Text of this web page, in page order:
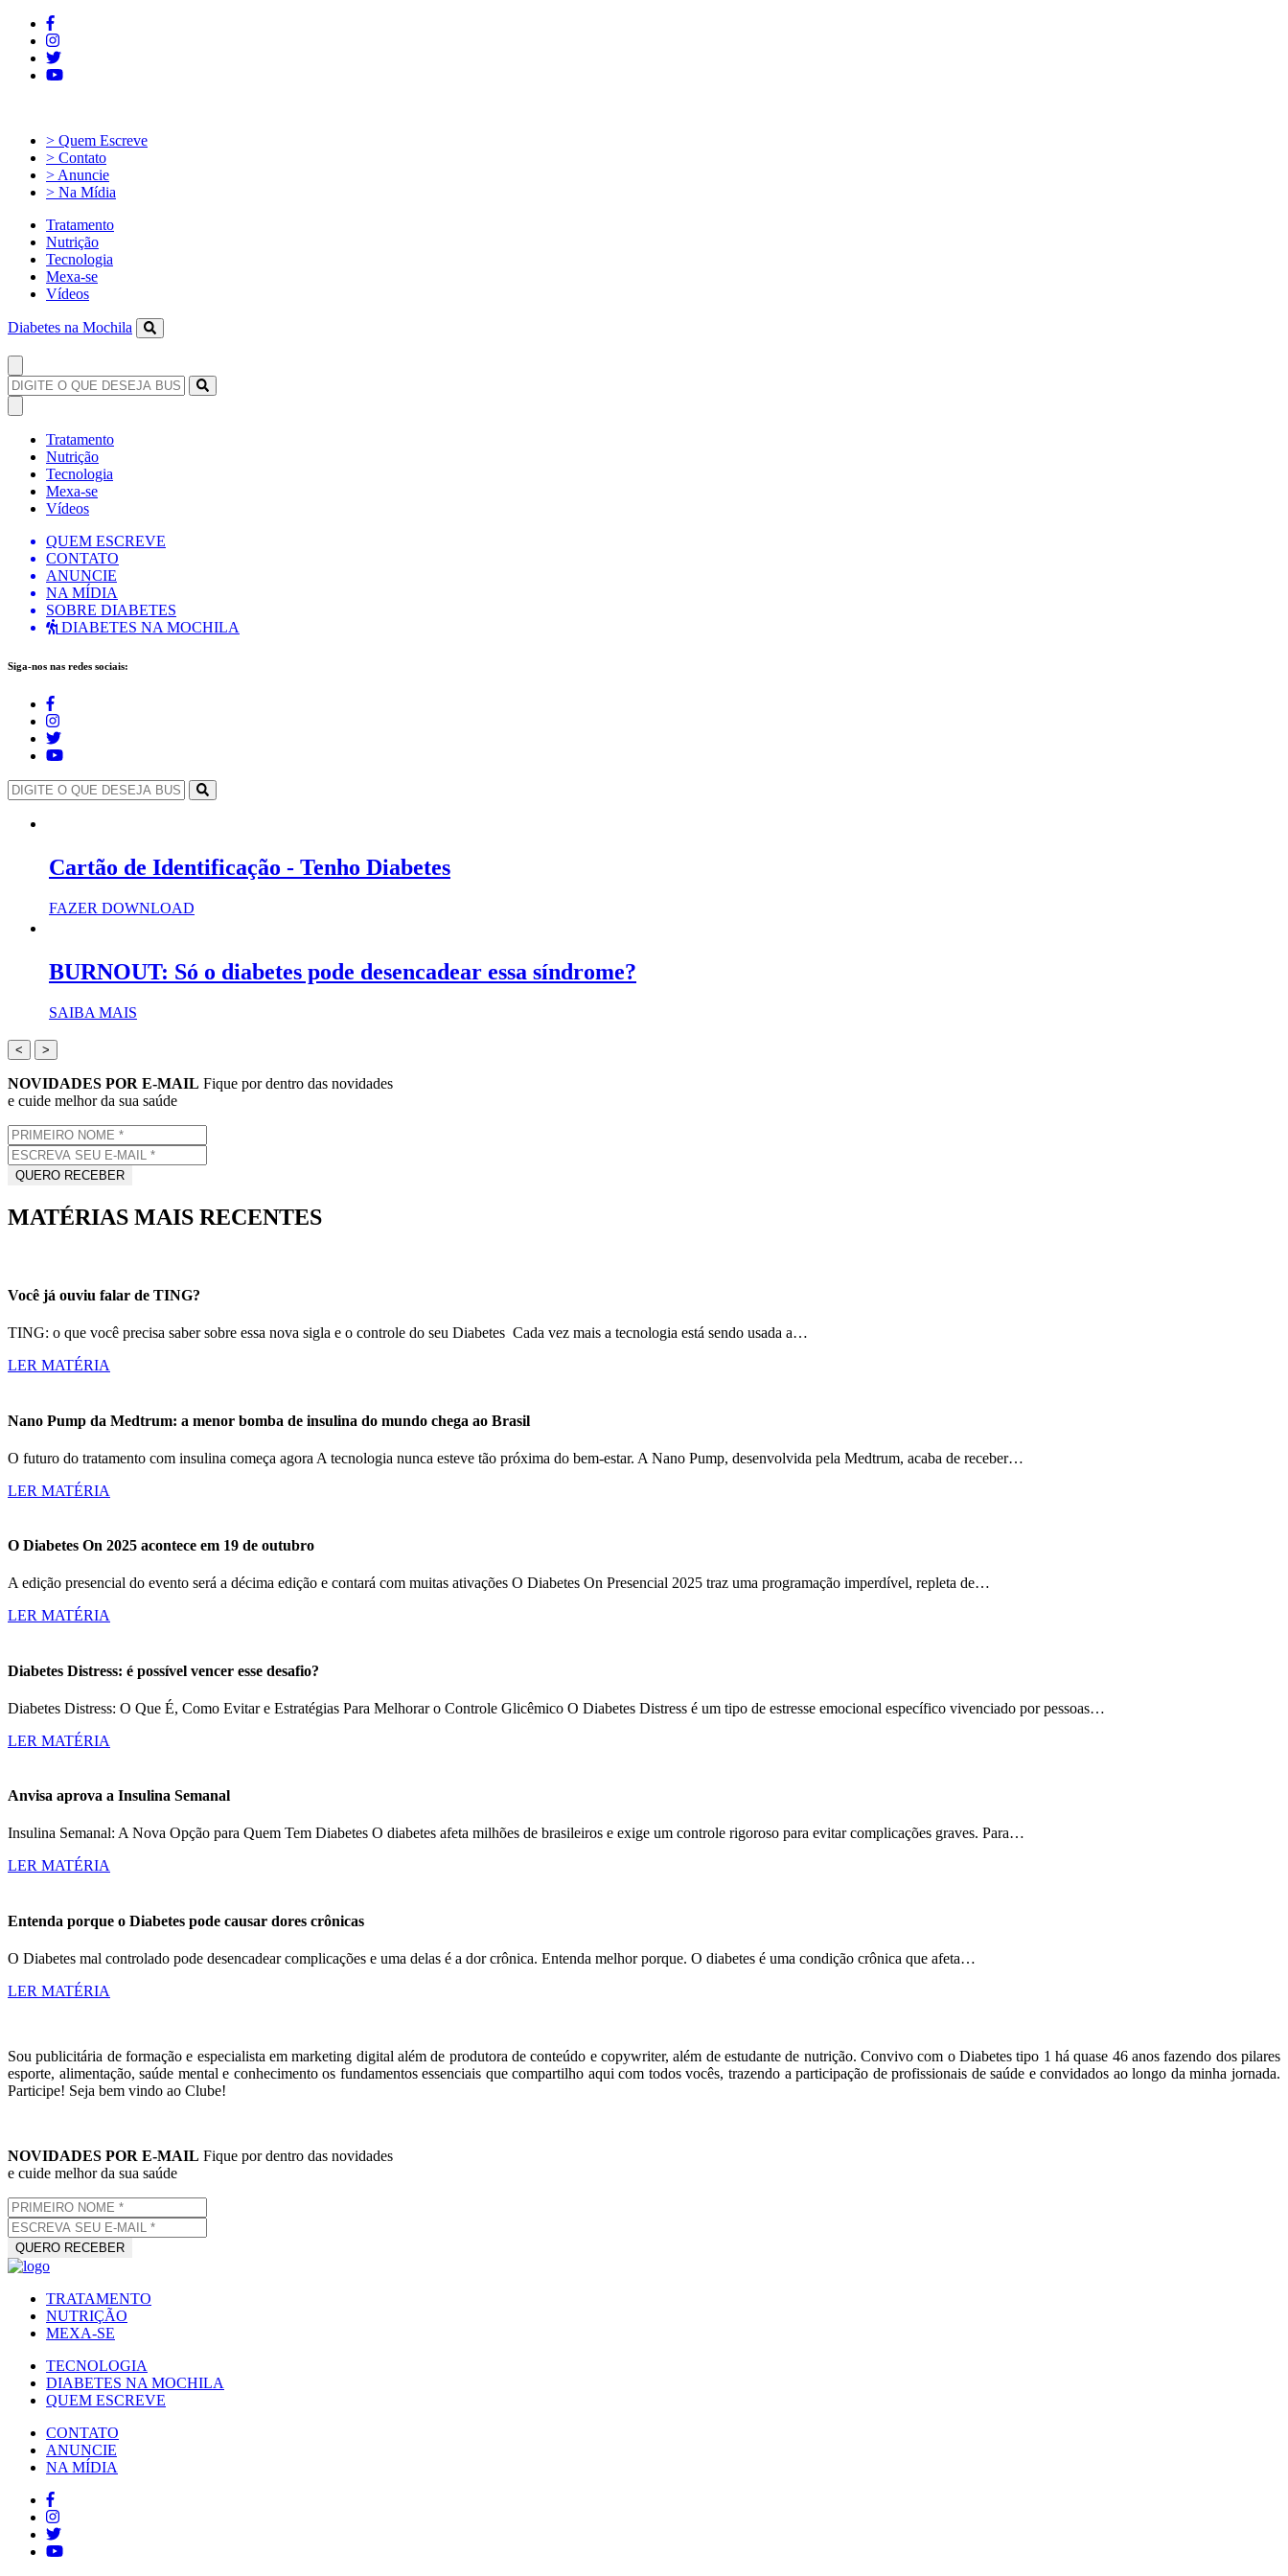
> Quem Escreve
> Contato
> Anuncie
> Na Mídia
Tratamento
Nutrição
Tecnologia
Mexa-se
Vídeos
Diabetes na Mochila
Tratamento
Nutrição
Tecnologia
Mexa-se
Vídeos
QUEM ESCREVE
CONTATO
ANUNCIE
NA MÍDIA
SOBRE DIABETES
DIABETES NA MOCHILA
Siga-nos nas redes sociais:
Cartão de Identificação - Tenho Diabetes
FAZER DOWNLOAD
BURNOUT: Só o diabetes pode desencadear essa síndrome?
SAIBA MAIS
< >
NOVIDADES POR E-MAIL Fique por dentro das novidades
e cuide melhor da sua saúde
MATÉRIAS MAIS RECENTES
Você já ouviu falar de TING?
TING: o que você precisa saber sobre essa nova sigla e o controle do seu Diabetes Cada vez mais a tecnologia está sendo usada a…
LER MATÉRIA
Nano Pump da Medtrum: a menor bomba de insulina do mundo chega ao Brasil
O futuro do tratamento com insulina começa agora A tecnologia nunca esteve tão próxima do bem-estar. A Nano Pump, desenvolvida pela Medtrum, acaba de receber…
LER MATÉRIA
O Diabetes On 2025 acontece em 19 de outubro
A edição presencial do evento será a décima edição e contará com muitas ativações O Diabetes On Presencial 2025 traz uma programação imperdível, repleta de…
LER MATÉRIA
Diabetes Distress: é possível vencer esse desafio?
Diabetes Distress: O Que É, Como Evitar e Estratégias Para Melhorar o Controle Glicêmico O Diabetes Distress é um tipo de estresse emocional específico vivenciado por pessoas…
LER MATÉRIA
Anvisa aprova a Insulina Semanal
Insulina Semanal: A Nova Opção para Quem Tem Diabetes O diabetes afeta milhões de brasileiros e exige um controle rigoroso para evitar complicações graves. Para…
LER MATÉRIA
Entenda porque o Diabetes pode causar dores crônicas
O Diabetes mal controlado pode desencadear complicações e uma delas é a dor crônica. Entenda melhor porque. O diabetes é uma condição crônica que afeta…
LER MATÉRIA
Sou publicitária de formação e especialista em marketing digital além de produtora de conteúdo e copywriter, além de estudante de nutrição. Convivo com o Diabetes tipo 1 há quase 46 anos fazendo dos pilares
esporte, alimentação, saúde mental e conhecimento os fundamentos essenciais que compartilho aqui com todos vocês, trazendo a participação de profissionais de saúde e convidados ao longo da minha jornada.
Participe! Seja bem vindo ao Clube!
NOVIDADES POR E-MAIL Fique por dentro das novidades
e cuide melhor da sua saúde
TRATAMENTO
NUTRIÇÃO
MEXA-SE
TECNOLOGIA
DIABETES NA MOCHILA
QUEM ESCREVE
CONTATO
ANUNCIE
NA MÍDIA